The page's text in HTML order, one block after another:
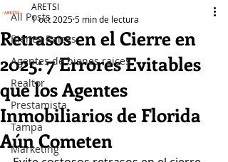
All Posts
Bienes Raices
Agentes de bienes raices
Realtor
Prestamista
Tampa
Marketing
Retrasos en el Cierre en
2025: 7 Errores Evitables
que los Agentes
Inmobiliarios de Florida
Aún Cometen
ARETSI
1 oct 20255 min de lectura